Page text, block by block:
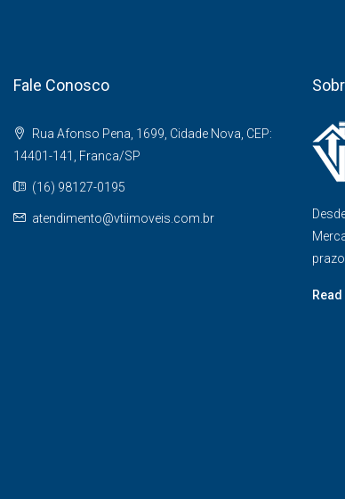
Fale Conosco
Rua Afonso Pena, 1699, Cidade Nova, CEP:
14401-141, Franca/SP
(16) 98127-0195
atendimento@vtiimoveis.com.br